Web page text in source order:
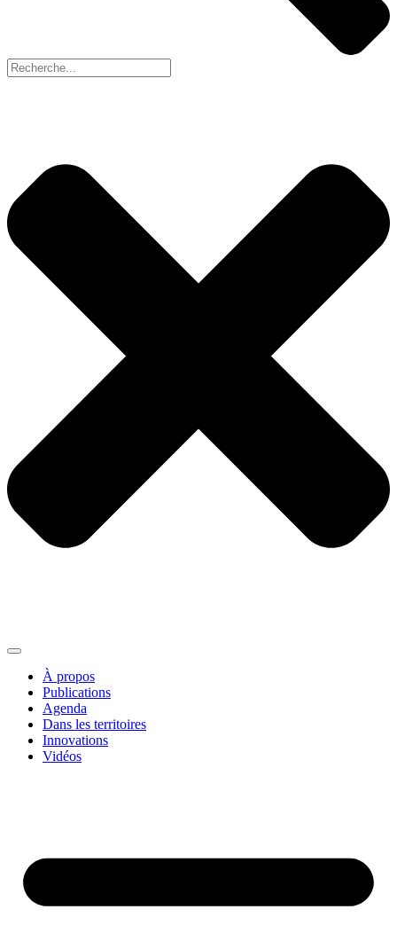
À propos
Publications
Agenda
Dans les territoires
Innovations
Vidéos